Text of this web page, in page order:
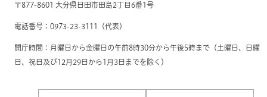
〒877-8601 大分県日田市田島2丁目6番1号
電話番号：0973-23-3111（代表）
開庁時間：月曜日から金曜日の午前8時30分から午後5時まで（土曜日、日曜
日、祝日及び12月29日から1月3日までを除く）